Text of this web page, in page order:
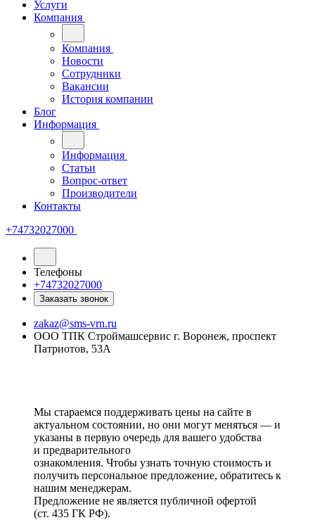
Услуги
Компания
Компания
Новости
Сотрудники
Вакансии
История компании
Блог
Информация
Информация
Статьи
Вопрос-ответ
Производители
Контакты
+74732027000
Телефоны
+74732027000
Заказать звонок
zakaz@sms-vrn.ru
ООО ТПК Строймашсервис г. Воронеж, проспект
Патриотов, 53А
Мы стараемся поддерживать цены на сайте в
актуальном состоянии, но они могут меняться — и
указаны в первую очередь для вашего удобства
и предварительного
ознакомления. Чтобы узнать точную стоимость и
получить персональное предложение, обратитесь к
нашим менеджерам.
Предложение не является публичной офертой
(ст. 435 ГК РФ).